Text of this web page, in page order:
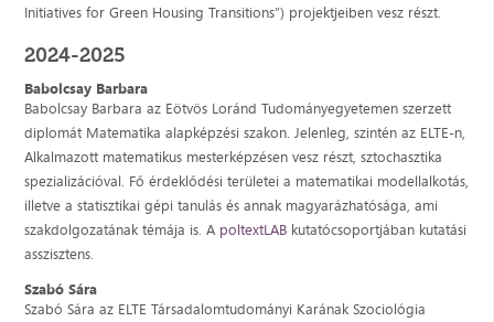
Initiatives for Green Housing Transitions”) projektjeiben vesz részt.
2024-2025
Babolcsay Barbara
Babolcsay Barbara az Eötvös Loránd Tudományegyetemen szerzett
diplomát Matematika alapképzési szakon. Jelenleg, szintén az ELTE-n,
Alkalmazott matematikus mesterképzésen vesz részt, sztochasztika
spezializációval. Fő érdeklődési területei a matematikai modellalkotás,
illetve a statisztikai gépi tanulás és annak magyarázhatósága, ami
szakdolgozatának témája is. A poltextLAB kutatócsoportjában kutatási
asszisztens.
Szabó Sára
Szabó Sára az ELTE Társadalomtudományi Karának Szociológia